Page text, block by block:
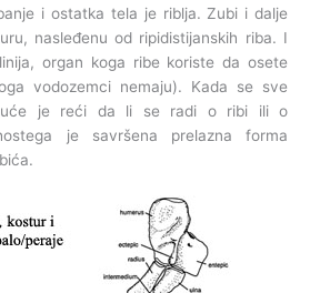
i ostatka tela je riblja. Zubi i dalje
nasleđenu od ripidistijanskih riba. I
organ koga ribe koriste da osete
vodozemci nemaju). Kada se sve
je reći da li se radi o ribi ili o
je savršena prelazna forma